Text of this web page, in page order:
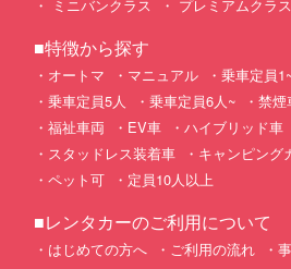
ミニバンクラス
プレミアムクラス
■特徴から探す
オートマ マニュアル 乗車定員
乗車定員5人
乗車定員6人~ 禁煙
福祉車両
EV車 ハイブリッド車
スタッドレス装着車
キャンピング
ペット可
定員10人以上
■レンタカーのご利用について
はじめての方へ ご利用の流れ